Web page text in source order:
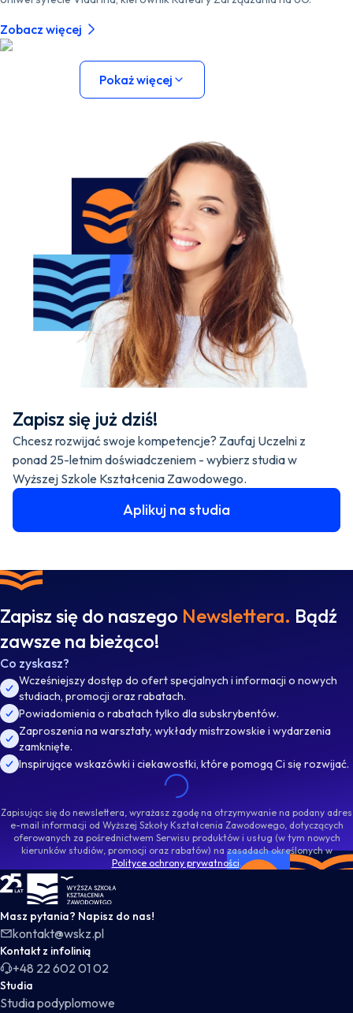
Zobacz więcej
Marek Kamiński
Zdobywca biegunów, przedsiębiorca i odkrywca
ludzkiego potencjału. Jako pierwszy w historii zdobył
oba bieguny Ziemi w ciągu jednego roku, co przyniosło
mu wpis do Księgi rekordów Guinnessa.
Zobacz więcej
Pokaż więcej
Zapisz się już dziś!
Chcesz rozwijać swoje kompetencje? Zaufaj Uczelni z
ponad 25-letnim doświadczeniem - wybierz studia w
Wyższej Szkole Kształcenia Zawodowego.
Aplikuj na studia
Zapisz się do naszego Newslettera. Bądź
zawsze na bieżąco!
Co zyskasz?
Wcześniejszy dostęp do ofert specjalnych i informacji o nowych
studiach, promocji oraz rabatach.
Powiadomienia o rabatach tylko dla subskrybentów.
Zaproszenia na warsztaty, wykłady mistrzowskie i wydarzenia
zamknięte.
Inspirujące wskazówki i ciekawostki, które pomogą Ci się rozwijać.
Zapisując się do newslettera, wyrażasz zgodę na otrzymywanie na podany adres
e-mail informacji od Wyższej Szkoły Kształcenia Zawodowego, dotyczących
oferowanych za pośrednictwem Serwisu produktów i usług (w tym nowych
kierunków studiów, promocji oraz rabatów) na zasadach określonych w
Polityce ochrony prywatności.
WSKZ - strona główna
Masz pytania? Napisz do nas!
kontakt@wskz.pl
Kontakt z infolinią
+48 22 602 01 02
Studia
Studia podyplomowe